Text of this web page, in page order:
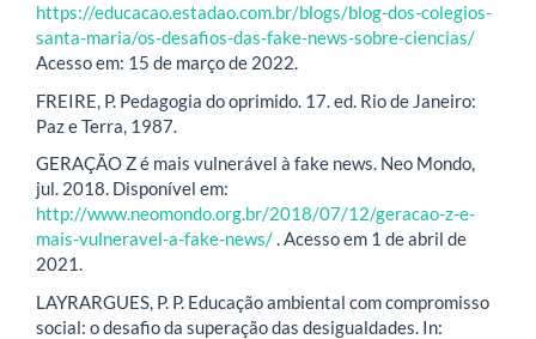
https://educacao.estadao.com.br/blogs/blog-dos-colegios-
santa-maria/os-desafios-das-fake-news-sobre-ciencias/
Acesso em: 15 de março de 2022.
FREIRE, P. Pedagogia do oprimido. 17. ed. Rio de Janeiro:
Paz e Terra, 1987.
GERAÇÃO Z é mais vulnerável à fake news. Neo Mondo,
jul. 2018. Disponível em:
http://www.neomondo.org.br/2018/07/12/geracao-z-e-
mais-vulneravel-a-fake-news/. Acesso em 1 de abril de
2021.
LAYRARGUES, P. P. Educação ambiental com compromisso
social: o desafio da superação das desigualdades. In: